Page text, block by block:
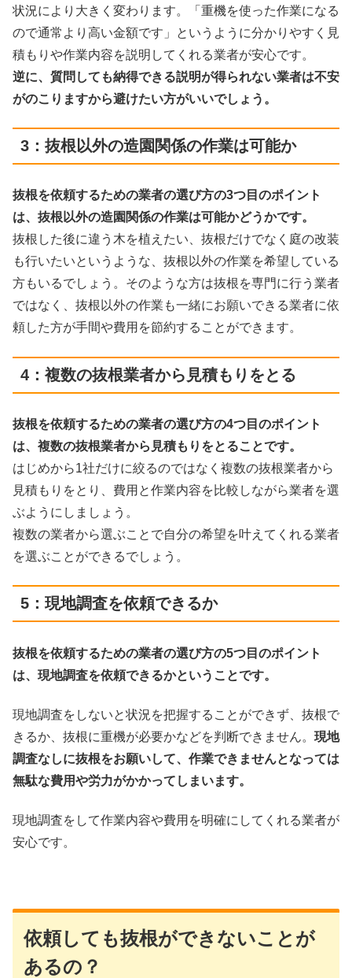
状況により大きく変わります。「重機を使った作業になる
ので通常より高い金額です」というように分かりやすく見
積もりや作業内容を説明してくれる業者が安心です。
逆に、質問しても納得できる説明が得られない業者は不安
がのこりますから避けたい方がいいでしょう。
3：抜根以外の造園関係の作業は可能か
抜根を依頼するための業者の選び方の3つ目のポイント
は、抜根以外の造園関係の作業は可能かどうかです。
抜根した後に違う木を植えたい、抜根だけでなく庭の改装
も行いたいというような、抜根以外の作業を希望している
方もいるでしょう。そのような方は抜根を専門に行う業者
ではなく、抜根以外の作業も一緒にお願いできる業者に依
頼した方が手間や費用を節約することができます。
4：複数の抜根業者から見積もりをとる
抜根を依頼するための業者の選び方の4つ目のポイント
は、複数の抜根業者から見積もりをとることです。
はじめから1社だけに絞るのではなく複数の抜根業者から
見積もりをとり、費用と作業内容を比較しながら業者を選
ぶようにしましょう。
複数の業者から選ぶことで自分の希望を叶えてくれる業者
を選ぶことができるでしょう。
5：現地調査を依頼できるか
抜根を依頼するための業者の選び方の5つ目のポイント
は、現地調査を依頼できるかということです。
現地調査をしないと状況を把握することができず、抜根で
きるか、抜根に重機が必要かなどを判断できません。 現地
調査なしに抜根をお願いして、作業できませんとなっては
無駄な費用や労力がかかってしまいます。
現地調査をして作業内容や費用を明確にしてくれる業者が
安心です。
依頼しても抜根ができないことが
あるの？